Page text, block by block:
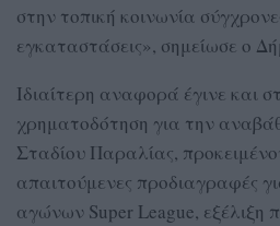
στην τοπική κοινωνία
εγκαταστάσεις», σημείωσε ο
Ιδιαίτερη αναφορά έγινε και
χρηματοδότηση για την
Σταδίου Παραλίας,
απαιτούμενες προδιαγραφές
αγώνων Super League, εξέλιξη